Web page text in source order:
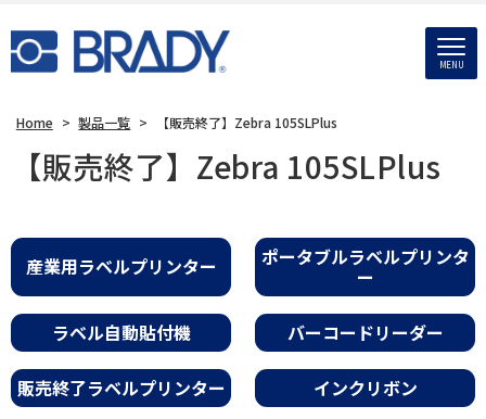
MENU
Home > 製品一覧 > 【販売終了】Zebra 105SLPlus
【販売終了】Zebra 105SLPlus
産業用ラベルプリンター ポータブルラベルプリンタ
ー
ラベル自動貼付機 バーコードリーダー
販売終了ラベルプリンター インクリボン